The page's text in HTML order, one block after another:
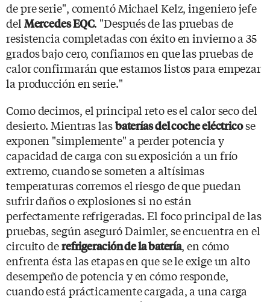
de pre serie", comentó Michael Kelz, ingeniero jefe
del Mercedes EQC. "Después de las pruebas de
resistencia completadas con éxito en invierno a 35
grados bajo cero, confiamos en que las pruebas de
calor confirmarán que estamos listos para empezar
la producción en serie."
Como decimos, el principal reto es el calor seco del
desierto. Mientras lasbaterías del coche eléctricose
exponen "simplemente" a perder potencia y
capacidad de carga con su exposición a un frío
extremo, cuando se someten a altísimas
temperaturas corremos el riesgo de que puedan
sufrir daños o explosiones si no están
perfectamente refrigeradas. El foco principal de las
pruebas, según aseguró Daimler, se encuentra en el
circuito derefrigeración de la batería, en cómo
enfrenta ésta las etapas en que se le exige un alto
desempeño de potencia y en cómo responde,
cuando está prácticamente cargada, a una carga